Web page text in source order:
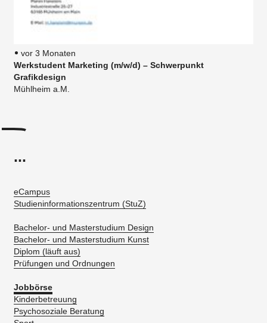
vor 3 Monaten
Werkstudent Marketing (m/w/d) – Schwerpunkt
Grafikdesign
Mühlheim a.M.
...
eCampus
Studieninformationszentrum (StuZ)
Bachelor- und Masterstudium Design
Bachelor- und Masterstudium Kunst
Diplom (läuft aus)
Prüfungen und Ordnungen
Jobbörse
Kinderbetreuung
Psychosoziale Beratung